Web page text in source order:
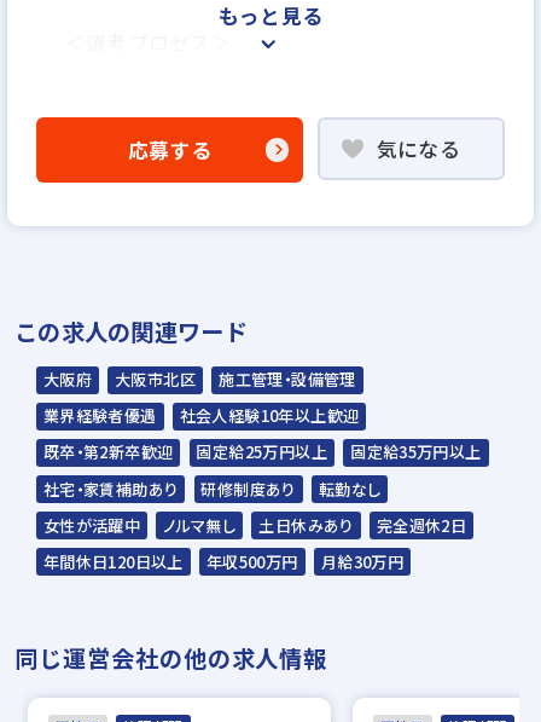
▼
WEB書類選考
▼
説明選考会（電話面談）
式会社が行います＊
スラッシュ株式会社からのご連絡をお待ち
ください。
ご連絡までに7日程度いただく場合があり
ます。予めご了承ください。
担当：スラッシュ株式会社
▼
面接（オンライン面接可）
もっと見る
応募する 気になる
この求人の関連ワード
大阪府 大阪市北区
施工管理・設備管理
業界経験者優遇
社会人経験10年以上歓迎
既卒・第2新卒歓迎
固定給25万円以上
固定給35万円以上
社宅・家賃補助あり
研修制度あり
転勤なし
女性が活躍中
ノルマ無し 土日休みあり
完全週休2日
年間休日120日以上
年収500万円 月給30万円
同じ運営会社の他の求人情報